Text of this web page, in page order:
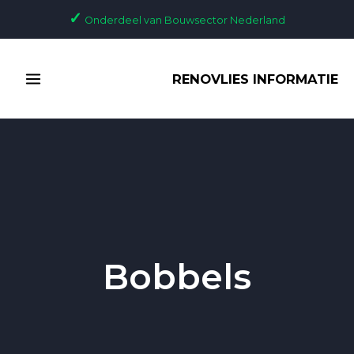
✓ Onderdeel van Bouwsector Nederland
MENU
RENOVLIES INFORMATIE
Bobbels